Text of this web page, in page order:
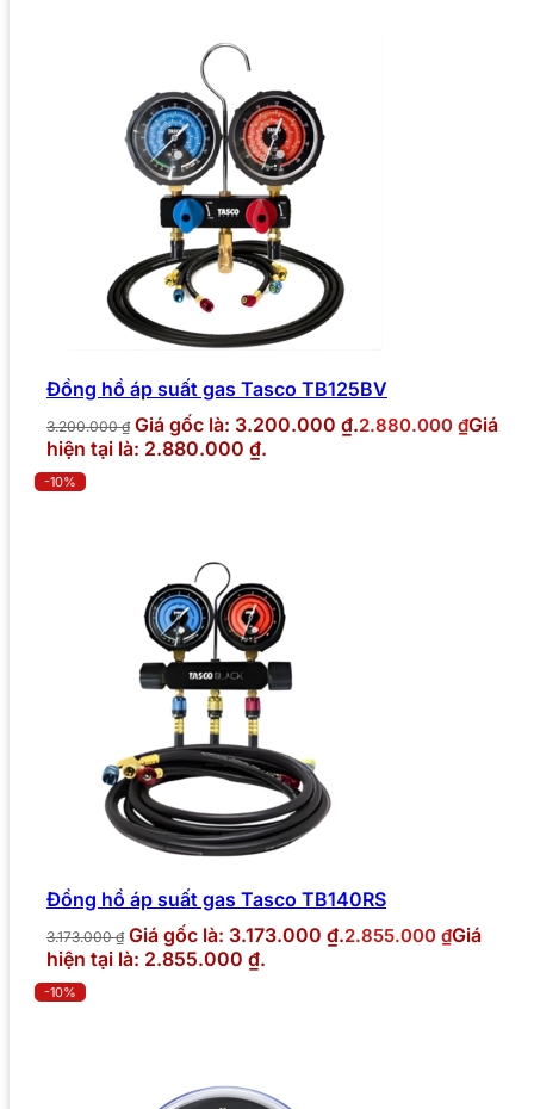
Đồng hồ áp suất gas Tasco TB125BV
3.200.000₫ Giá gốc là: 3.200.000 ₫.2.880.000 ₫Giá
hiện tại là: 2.880.000 ₫.
-10%
Đồng hồ áp suất gas Tasco TB140RS
3.173.000₫ Giá gốc là: 3.173.000 ₫.2.855.000 ₫Giá
hiện tại là: 2.855.000 ₫.
-10%